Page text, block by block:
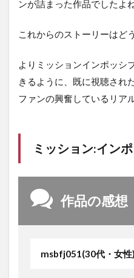
ンが詰まった作品でしたよ
これからのストーリーはど
よりミッションインポッシ
きるように、既に視聴され
ファンの興奮しているリア
ミッション:イン
作品の感想
msbfj051(30代・女性)